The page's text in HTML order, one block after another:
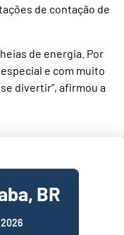
de contação de
de energia. Por
e com muito
divertir”, afirmou a
BR